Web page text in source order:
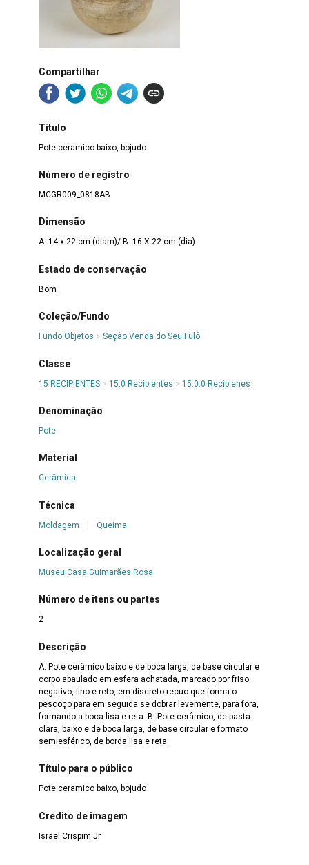
Compartilhar
Título
Pote ceramico baixo, bojudo
Número de registro
MCGR009_0818AB
Dimensão
A: 14 x 22 cm (diam)/ B: 16 X 22 cm (dia)
Estado de conservação
Bom
Coleção/Fundo
Fundo Objetos > Seção Venda do Seu Fulô
Classe
15 RECIPIENTES> 15.0 Recipientes > 15.0.0 Recipienes
Denominação
Pote
Material
Cerâmica
Técnica
Moldagem | Queima
Localização geral
Museu Casa Guimarães Rosa
Número de itens ou partes
2
Descrição
A: Pote cerâmico baixo e de boca larga, de base circular e
corpo abaulado em esfera achatada, marcado por friso
negativo, fino e reto, em discreto recuo que forma o
pescoço para em seguida se dobrar levemente, para fora,
formando a boca lisa e reta. B: Pote cerâmico, de pasta
clara, baixo e de boca larga, de base circular e formato
semiesférico, de borda lisa e reta.
Título para o público
Pote ceramico baixo, bojudo
Credito de imagem
Israel Crispim Jr